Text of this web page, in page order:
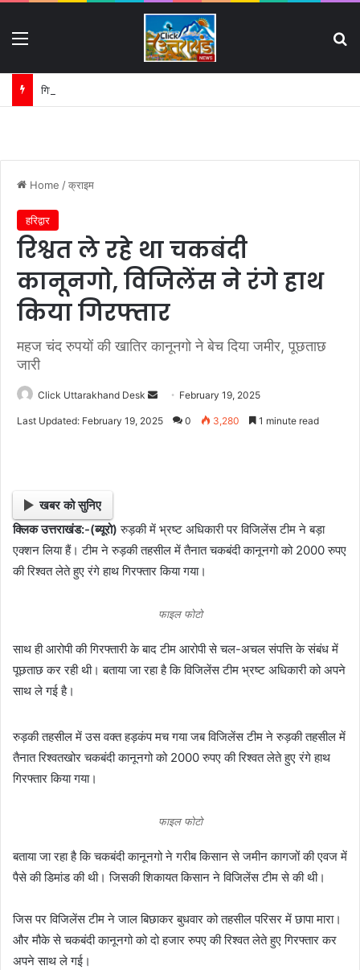
गिरफ्तार लोगों की परेड और मीडिया ट्रायल पर हाईकोर्ट का सख्त रुख:
Home /क्राइम
हरिद्वार
रिश्वत ले रहे था चकबंदी
कानूनगो, विजिलेंस ने रंगे हाथ
किया गिरफ्तार
महज चंद रुपयों की खातिर कानूनगो ने बेच दिया जमीर, पूछताछ
जारी
Click Uttarakhand Desk
e
m
a
i
February 19, 2025
Last Updated: February 19, 2025 0 3,280 1 minute read
खबर को सुनिए
क्लिक उत्तराखंड:-(ब्यूरो) रुड़की में भ्रष्ट अधिकारी पर विजिलेंस टीम ने बड़ा
एक्शन लिया हैं। टीम ने रुड़की तहसील में तैनात चकबंदी कानूनगो को 2000 रुपए
की रिश्वत लेते हुए रंगे हाथ गिरफ्तार किया गया।
फाइल फोटो
साथ ही आरोपी की गिरफ्तारी के बाद टीम आरोपी से चल-अचल संपत्ति के संबंध में
पूछताछ कर रही थी। बताया जा रहा है कि विजिलेंस टीम भ्रष्ट अधिकारी को अपने
साथ ले गई है।
रुड़की तहसील में उस वक्त हड़कंप मच गया जब विजिलेंस टीम ने रुड़की तहसील में
तैनात रिश्वतखोर चकबंदी कानूनगो को 2000 रुपए की रिश्वत लेते हुए रंगे हाथ
गिरफ्तार किया गया।
फाइल फोटो
बताया जा रहा है कि चकबंदी कानूनगो ने गरीब किसान से जमीन कागजों की एवज में
पैसे की डिमांड की थी। जिसकी शिकायत किसान ने विजिलेंस टीम से की थी।
जिस पर विजिलेंस टीम ने जाल बिछाकर बुधवार को तहसील परिसर में छापा मारा।
और मौके से चकबंदी कानूनगो को दो हजार रुपए की रिश्वत लेते हुए गिरफ्तार कर
अपने साथ ले गई।